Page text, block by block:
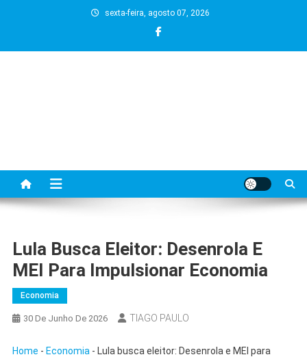
sexta-feira, agosto 07, 2026
Lula Busca Eleitor: Desenrola E
MEI Para Impulsionar Economia
Economia
30 De Junho De 2026 TIAGO PAULO
Home - Economia - Lula busca eleitor: Desenrola e MEI para